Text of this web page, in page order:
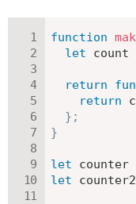
function
let count
return
return
} ;
}
let counter
let counter2